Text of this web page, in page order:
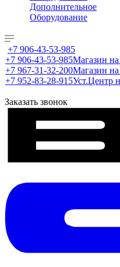
Дополнительное
Оборудование
+7 906-43-53-985
+7 906-43-53-985Магазин
+7 967-31-32-200Магазин
+7 952-83-28-915Уст.Центр
Заказать звонок